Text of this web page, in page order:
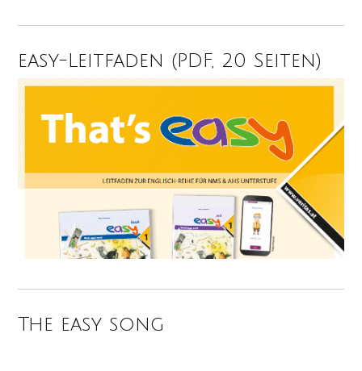
easy-Leitfaden (PDF, 20 Seiten)
The easy song